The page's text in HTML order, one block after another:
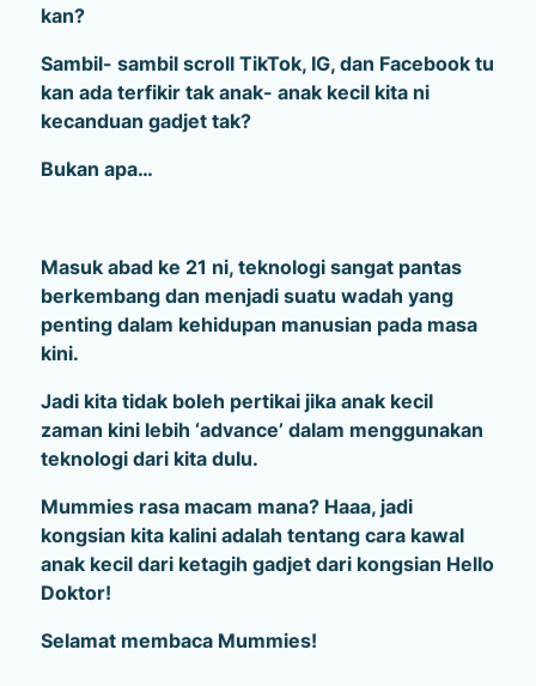
kan?
Sambil- sambil scroll TikTok, IG, dan Facebook tu
kan ada terfikir tak anak- anak kecil kita ni
kecanduan gadjet tak?
Bukan apa…
Masuk abad ke 21 ni, teknologi sangat pantas
berkembang dan menjadi suatu wadah yang
penting dalam kehidupan manusian pada masa
kini.
Jadi kita tidak boleh pertikai jika anak kecil
zaman kini lebih ‘advance’ dalam menggunakan
teknologi dari kita dulu.
Mummies rasa macam mana? Haaa, jadi
kongsian kita kalini adalah tentang cara kawal
anak kecil dari ketagih gadjet dari kongsian Hello
Doktor!
Selamat membaca Mummies!